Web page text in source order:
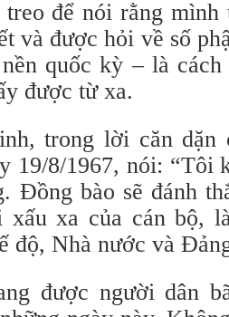
để nói rằng
và được hỏi về số
quốc kỳ – là
được từ xa.
trong lời căn dặn
19/8/1967, nói: “Tôi
Đồng bào sẽ đánh
xấu xa của cán bộ,
độ, Nhà nước và
được người dân